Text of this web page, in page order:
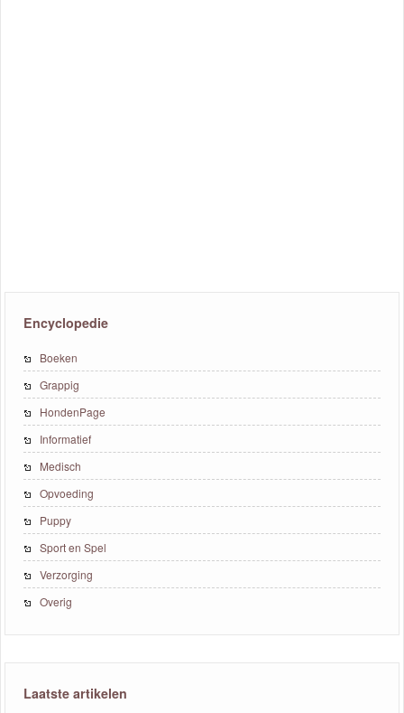
Encyclopedie
Boeken
Grappig
HondenPage
Informatief
Medisch
Opvoeding
Puppy
Sport en Spel
Verzorging
Overig
Laatste artikelen